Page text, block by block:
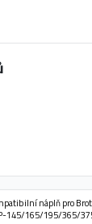
náplň pro
145/165/195/365/